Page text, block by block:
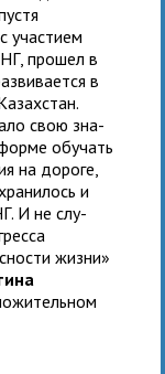
уча­стием
про­шел в
в
свою зна­
обу­чать
на дороге,
и
И не слу­
жизни»